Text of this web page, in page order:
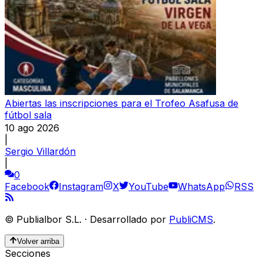
Abiertas las inscripciones para el Trofeo Asafusa de
fútbol sala
10 ago 2026
Sergio Villardón
0
Facebook
Instagram X YouTube WhatsApp RSS
© Publialbor S.L. · Desarrollado por PubliCMS.
Volver arriba
Secciones